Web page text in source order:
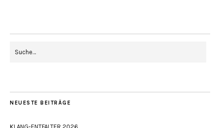
NEUESTE BEITRÄGE
KLANG-ENTFALTER 2026